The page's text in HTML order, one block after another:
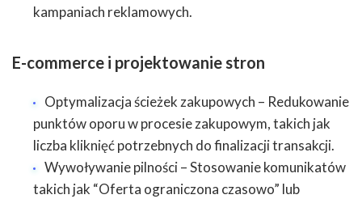
kampaniach reklamowych.
E-commerce i projektowanie stron
Optymalizacja ścieżek zakupowych – Redukowanie
punktów oporu w procesie zakupowym, takich jak
liczba kliknięć potrzebnych do finalizacji transakcji.
Wywoływanie pilności – Stosowanie komunikatów
takich jak “Oferta ograniczona czasowo” lub